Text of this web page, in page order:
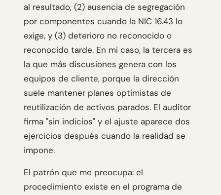
al resultado, (2) ausencia de segregación
por componentes cuando la NIC 16.43 lo
exige, y (3) deterioro no reconocido o
reconocido tarde. En mi caso, la tercera es
la que más discusiones genera con los
equipos de cliente, porque la dirección
suele mantener planes optimistas de
reutilización de activos parados. El auditor
firma "sin indicios" y el ajuste aparece dos
ejercicios después cuando la realidad se
impone.
El patrón que me preocupa: el
procedimiento existe en el programa de